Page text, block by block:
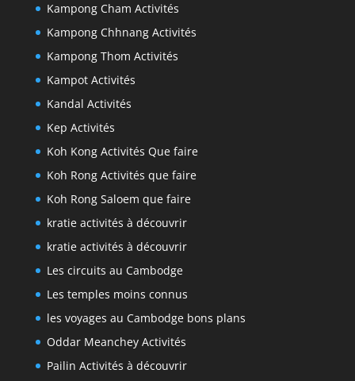
Kampong Cham Activités
Kampong Chhnang Activités
Kampong Thom Activités
Kampot Activités
Kandal Activités
Kep Activités
Koh Kong Activités Que faire
Koh Rong Activités que faire
Koh Rong Saloem que faire
kratie activités à découvrir
kratie activités à découvrir
Les circuits au Cambodge
Les temples moins connus
les voyages au Cambodge bons plans
Oddar Meanchey Activités
Pailin Activités à découvrir